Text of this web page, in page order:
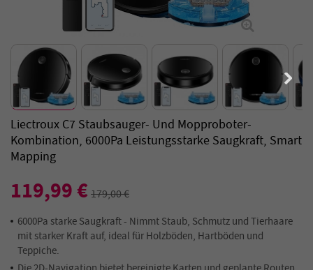
Liectroux C7 Staubsauger- Und Mopproboter-
Kombination, 6000Pa Leistungsstarke Saugkraft, Smart
Mapping
119,99 €179,00 €
6000Pa starke Saugkraft - Nimmt Staub, Schmutz und Tierhaare
mit starker Kraft auf, ideal für Holzböden, Hartböden und
Teppiche.